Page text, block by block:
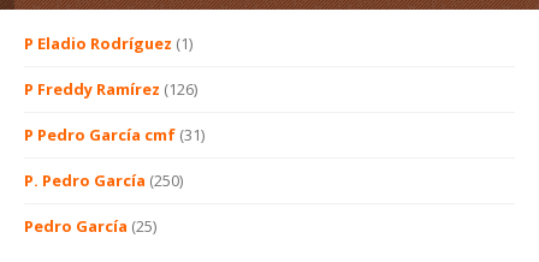
P Eladio Rodríguez (1)
P Freddy Ramírez (126)
P Pedro García cmf (31)
P. Pedro García (250)
Pedro García (25)